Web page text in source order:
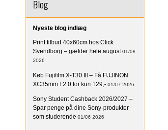
Blog
Nyeste blog indlæg
Print tilbud 40x60cm hos Click
Svendborg – gælder hele august 01/08
2026
Køb Fujifilm X-T30 III – Få FUJINON
XC35mm F2.0 for kun 129,- 01/07 2026
Sony Student Cashback 2026/2027 –
Spar penge på dine Sony-produkter
som studerende 01/06 2026